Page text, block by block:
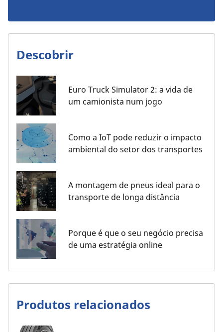
Descobrir
Euro Truck Simulator 2: a vida de
um camionista num jogo
Como a IoT pode reduzir o impacto
ambiental do setor dos transportes
A montagem de pneus ideal para o
transporte de longa distância
Porque é que o seu negócio precisa
de uma estratégia online
Produtos relacionados